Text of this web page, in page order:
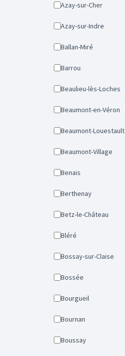
Azay-sur-Cher
Azay-sur-Indre
Ballan-Miré
Barrou
Beaulieu-lès-Loches
Beaumont-en-Véron
Beaumont-Louestault
Beaumont-Village
Benais
Berthenay
Betz-le-Château
Bléré
Bossay-sur-Claise
Bossée
Bourgueil
Bournan
Boussay